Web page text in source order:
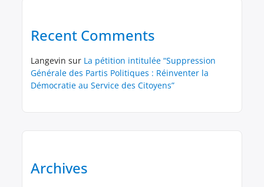
Recent Comments
Langevin sur La pétition intitulée “Suppression
Générale des Partis Politiques : Réinventer la
Démocratie au Service des Citoyens”
Archives